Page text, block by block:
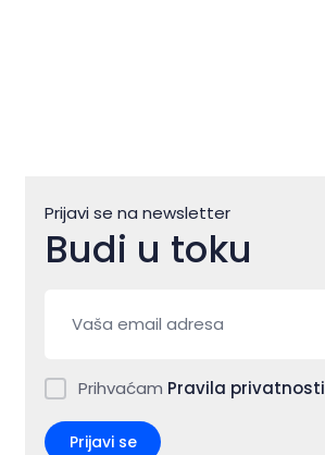
Prijavi se na newsletter
Budi u toku
Prihvaćam Pravila privatnosti
Prijavi se